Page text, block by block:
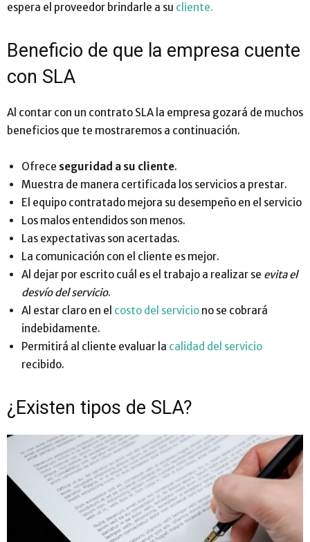
espera el proveedor brindarle a su cliente.
Beneficio de que la empresa cuente
con SLA
Al contar con un contrato SLA la empresa gozará de muchos
beneficios que te mostraremos a continuación.
Ofrece seguridad a su cliente.
Muestra de manera certificada los servicios a prestar.
El equipo contratado mejora su desempeño en el servicio
Los malos entendidos son menos.
Las expectativas son acertadas.
La comunicación con el cliente es mejor.
Al dejar por escrito cuál es el trabajo a realizar se evita el
desvío del servicio.
Al estar claro en el costo del servicio no se cobrará
indebidamente.
Permitirá al cliente evaluar la calidad del servicio
recibido.
¿Existen tipos de SLA?